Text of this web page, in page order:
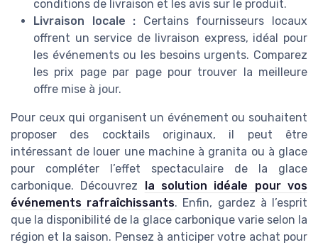
conditions de livraison et les avis sur le produit.
Livraison locale : Certains fournisseurs locaux
offrent un service de livraison express, idéal pour
les événements ou les besoins urgents. Comparez
les prix page par page pour trouver la meilleure
offre mise à jour.
Pour ceux qui organisent un événement ou souhaitent
proposer des cocktails originaux, il peut être
intéressant de louer une machine à granita ou à glace
pour compléter l’effet spectaculaire de la glace
carbonique. Découvrez
la solution idéale pour vos
événements rafraîchissants. Enfin, gardez à l’esprit
que la disponibilité de la glace carbonique varie selon la
région et la saison. Pensez à anticiper votre achat pour